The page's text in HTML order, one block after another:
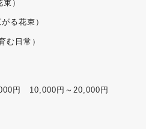
）
る花束）
む日常）
円 10,000円～20,000円